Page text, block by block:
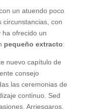
un atuendo poco
circunstancias, con
ha ofrecido un
pequeño extracto:
nuevo capítulo de
consejo
las ceremonias de
continuo. Sed
Arriesgaros.